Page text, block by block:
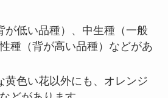
が低い品種）、中生種（一般
種（背が高い品種）などがあ
黄色い花以外にも、オレンジ